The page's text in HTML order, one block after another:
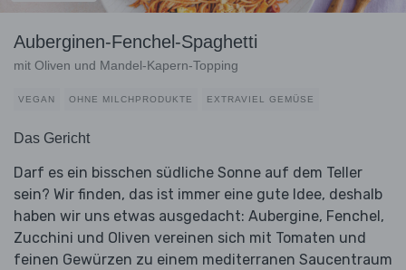
Auberginen-Fenchel-Spaghetti
mit Oliven und Mandel-Kapern-Topping
VEGAN OHNE MILCHPRODUKTE EXTRAVIEL GEMÜSE
Das Gericht
Darf es ein bisschen südliche Sonne auf dem Teller
sein? Wir finden, das ist immer eine gute Idee, deshalb
haben wir uns etwas ausgedacht: Aubergine, Fenchel,
Zucchini und Oliven vereinen sich mit Tomaten und
feinen Gewürzen zu einem mediterranen Saucentraum